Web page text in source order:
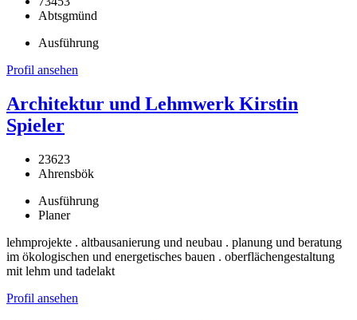
Abtsgmünd
Ausführung
Profil ansehen
Architektur und Lehmwerk Kirstin
Spieler
23623
Ahrensbök
Ausführung
Planer
lehmprojekte . altbausanierung und neubau . planung und beratung
im ökologischen und energetisches bauen . oberflächengestaltung
mit lehm und tadelakt
Profil ansehen